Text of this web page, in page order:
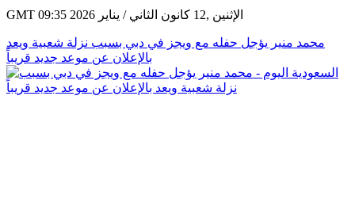
GMT 09:35 2026 الإثنين ,12 كانون الثاني / يناير
محمد منير يؤجل حفله مع ويجز في دبي بسبب نزلة شعبية ويعد
بالإعلان عن موعد جديد قريباً